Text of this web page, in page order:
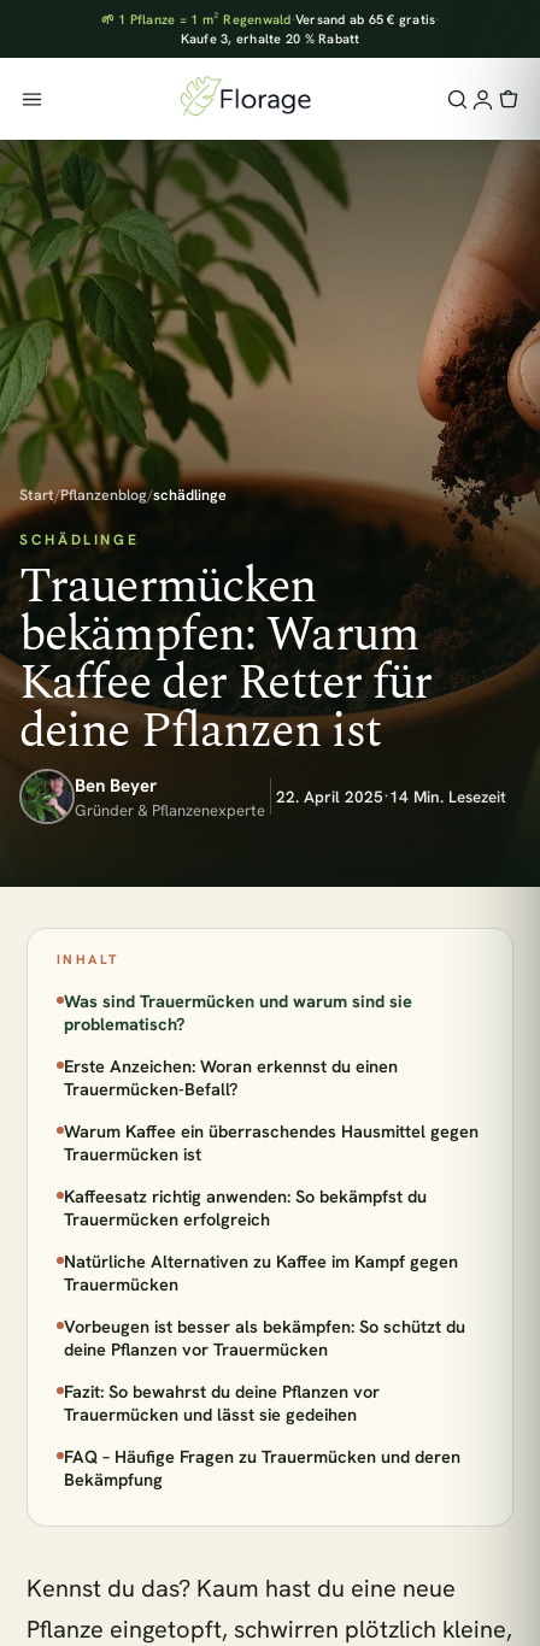
🌱 1 Pflanze = 1 m² Regenwald·Versand ab 65 € gratis·
Kaufe 3, erhalte 20 % Rabatt
Start/Pflanzenblog/schädlinge
SCHÄDLINGE
Trauermücken
bekämpfen: Warum
Kaffee der Retter für
deine Pflanzen ist
Ben Beyer
Gründer & Pflanzenexperte
22. April 2025·14 Min. Lesezeit
INHALT
Was sind Trauermücken und warum sind sie
problematisch?
Erste Anzeichen: Woran erkennst du einen
Trauermücken-Befall?
Warum Kaffee ein überraschendes Hausmittel gegen
Trauermücken ist
Kaffeesatz richtig anwenden: So bekämpfst du
Trauermücken erfolgreich
Natürliche Alternativen zu Kaffee im Kampf gegen
Trauermücken
Vorbeugen ist besser als bekämpfen: So schützt du
deine Pflanzen vor Trauermücken
Fazit: So bewahrst du deine Pflanzen vor
Trauermücken und lässt sie gedeihen
FAQ – Häufige Fragen zu Trauermücken und deren
Bekämpfung
Kennst du das? Kaum hast du eine neue
Pflanze eingetopft, schwirren plötzlich kleine,
BELIEBTE SUCHEN
Hängepflanzen Calathea
Luftreinigend
Bogenhanf
Große Pflanzen
Alle Zimmerpflanzen Schlafzimmer
Wohnzimmer Badezimmer Kinderzimmer
Küche Büro Pflanzen für wenig Licht
Zimmerpflanzen für Schatten
Pflanzen für Halbschatten
Pflanzen für direkte Sonne